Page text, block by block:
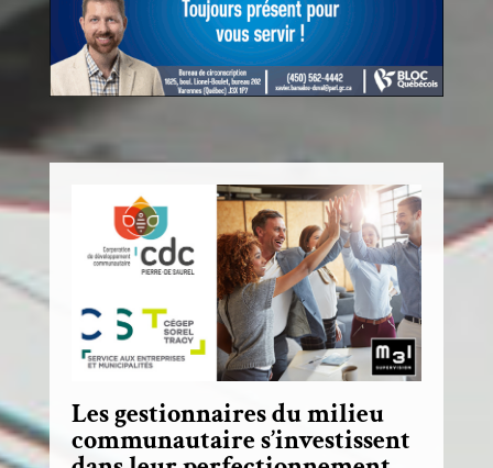
Les gestionnaires du milieu
communautaire s’investissent